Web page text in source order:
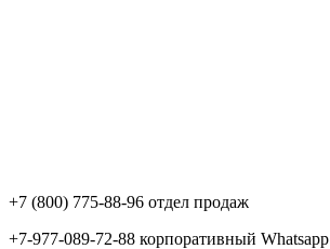
+7 (800) 775-88-96 отдел продаж
+7-977-089-72-88 корпоративный Whatsapp